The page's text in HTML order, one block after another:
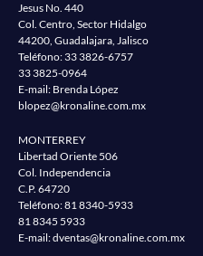
Jesus No. 440
Col. Centro, Sector Hidalgo
44200, Guadalajara, Jalisco
Teléfono: 33 3826-6757
33 3825-0964
E-mail: Brenda López
blopez@kronaline.com.mx
MONTERREY
Libertad Oriente 506
Col. Independencia
C.P. 64720
Teléfono:81 8340-5933
81 8345 5933
E-mail:dventas@kronaline.com.mx